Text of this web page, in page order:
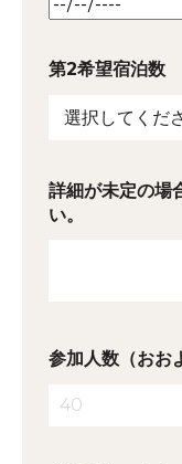
第2希望宿泊数
詳細が未定の場
い。
参加人数（おお